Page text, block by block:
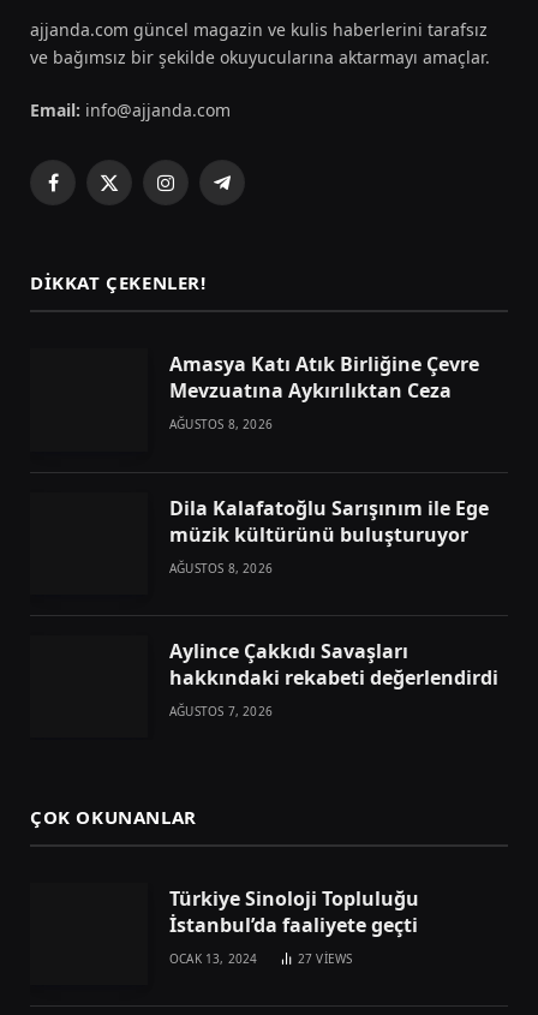
ajjanda.com güncel magazin ve kulis haberlerini tarafsız
ve bağımsız bir şekilde okuyucularına aktarmayı amaçlar.
Email: info@ajjanda.com
Facebook
X
InstagramTelegram
DIKKAT ÇEKENLER!
Amasya Katı Atık Birliğine Çevre
Mevzuatına Aykırılıktan Ceza
AĞUSTOS 8, 2026
Dila Kalafatoğlu Sarışınım ile Ege
müzik kültürünü buluşturuyor
AĞUSTOS 8, 2026
Aylince Çakkıdı Savaşları
hakkındaki rekabeti değerlendirdi
AĞUSTOS 7, 2026
ÇOK OKUNANLAR
Türkiye Sinoloji Topluluğu
İstanbul’da faaliyete geçti
OCAK 13, 2024 27VIEWS